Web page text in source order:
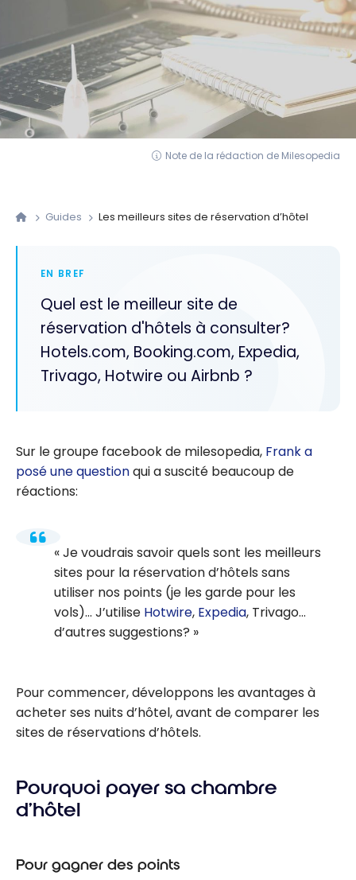
Note de la rédaction de Milesopedia
Guides Les meilleurs sites de réservation d’hôtel
EN BREF
Quel est le meilleur site de
réservation d'hôtels à consulter?
Hotels.com, Booking.com, Expedia,
Trivago, Hotwire ou Airbnb ?
Sur le groupe facebook de milesopedia, Frank a
posé une questionqui a suscité beaucoup de
réactions:
Je voudrais savoir quels sont les meilleurs
sites pour la réservation d’hôtels sans
utiliser nos points (je les garde pour les
vols)… J’utilise Hotwire, Expedia, Trivago…
d’autres suggestions?
Pour commencer, développons les avantages à
acheter ses nuits d’hôtel, avant de comparer les
sites de réservations d’hôtels.
Pourquoi payer sa chambre
d’hôtel
Pour gagner des points